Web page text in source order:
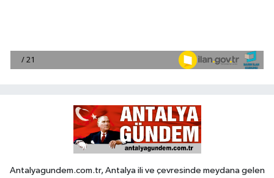
Antalyagundem.com.tr, Antalya ili ve çevresinde meydana gelen